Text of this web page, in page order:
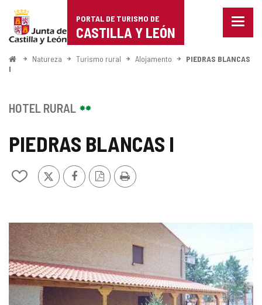
Portal
de
Turismo
de
Castilla
León
PORTAL DE TURISMO DE
CASTILLA Y LEÓN
Menu
ComeçoNatureza Turismo rural Alojamento
PIEDRAS BLANCAS
I
PIEDRAS BLANCAS I
Adicionar
meus
cadernos
x FacebookVersão
PDF
Imprimir
GALERIA
DE
IMAGENS
HOTEL RURAL